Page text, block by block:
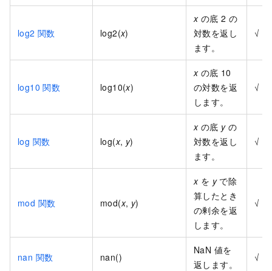
log2 関数 log2(x)
xの底 2 の
対数を返し
ます。
√
log10 関数 log10(x)
xの底 10
の対数を返
します。
√
log 関数 log(x, y)
xの底 yの
対数を返し
ます。
√
mod 関数 mod(x, y)
xを yで除
算したとき
の剰余を返
します。
√
nan 関数 nan()
NaN 値を
返します。
√